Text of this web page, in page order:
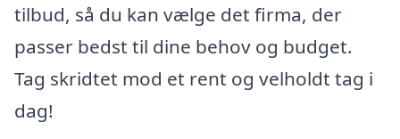
tilbud, så du kan vælge det firma, der
passer bedst til dine behov og budget.
Tag skridtet mod et rent og velholdt tag i
dag!